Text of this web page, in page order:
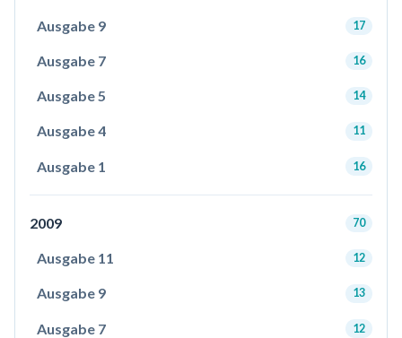
Ausgabe 9 17
Ausgabe 7 16
Ausgabe 5 14
Ausgabe 4 11
Ausgabe 1 16
2009 70
Ausgabe 11 12
Ausgabe 9 13
Ausgabe 7 12